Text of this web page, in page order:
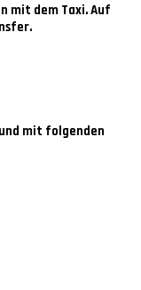
mit dem Taxi. Auf
mit folgenden